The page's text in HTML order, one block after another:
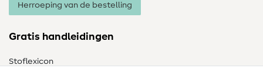
Herroeping van de bestelling
Gratis handleidingen
Stoflexicon